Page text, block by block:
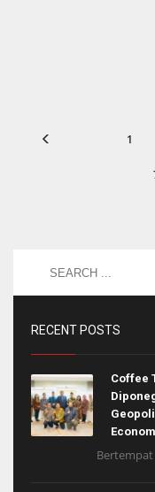
1
RECENT POSTS
Coffee
Bertempat